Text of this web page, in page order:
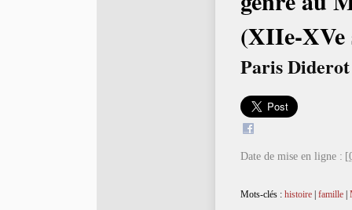
(XIIe-XVe
Paris Diderot
Date de mise en ligne :
Mots-clés : histoire| famille|